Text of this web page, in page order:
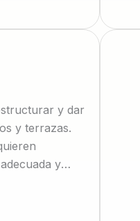
y dar
y terrazas.
y